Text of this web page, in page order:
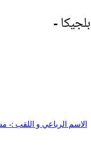
الاسم الرباعي و اللقب :-